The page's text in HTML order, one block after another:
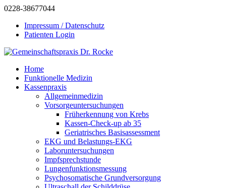
0228-38677044
Impressum / Datenschutz
Patienten Login
Home
Funktionelle Medizin
Kassenpraxis
Allgemeinmedizin
Vorsorgeuntersuchungen
Früherkennung von Krebs
Kassen-Check-up ab 35
Geriatrisches Basisassessment
EKG und Belastungs-EKG
Laboruntersuchungen
Impfsprechstunde
Lungenfunktionsmessung
Psychosomatische Grundversorgung